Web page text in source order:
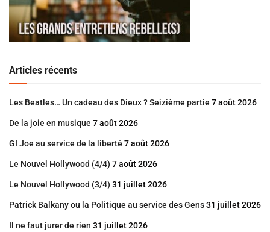
Articles récents
Les Beatles… Un cadeau des Dieux ? Seizième partie 7 août 2026
De la joie en musique 7 août 2026
GI Joe au service de la liberté 7 août 2026
Le Nouvel Hollywood (4/4) 7 août 2026
Le Nouvel Hollywood (3/4) 31 juillet 2026
Patrick Balkany ou la Politique au service des Gens31 juillet 2026
Il ne faut jurer de rien 31 juillet 2026